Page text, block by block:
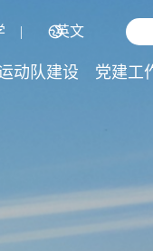
|英文
动队建设 党建工